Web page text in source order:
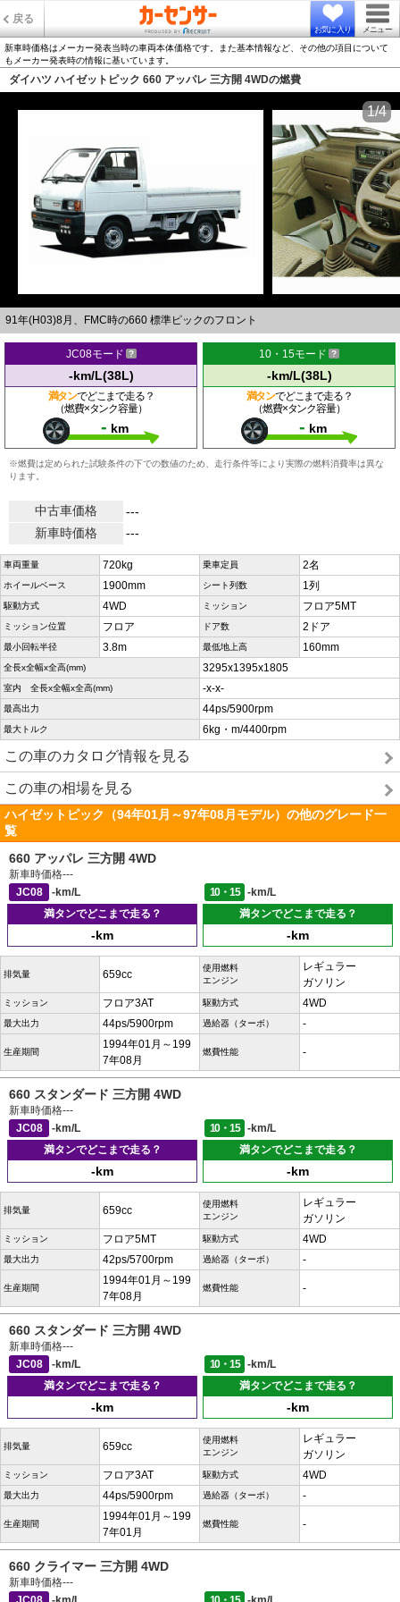
戻る
お気に入り メニュー
新車時価格はメーカー発表当時の車両本体価格です。また基本情報など、その他の項目について
もメーカー発表時の情報に基いています。
ダイハツ ハイゼットピック 660 アッパレ 三方開 4WDの燃費
91年(H03)8月、FMC時の660 標準ピックのフロント
1/4
JC08モード
-km/L(38L)
満タンでどこまで走る？
（燃費×タンク容量）
- km
10・15モード
-km/L(38L)
満タンでどこまで走る？
（燃費×タンク容量）
- km
※燃費は定められた試験条件の下での数値のため、走行条件等により実際の燃料消費率は異な
ります。
中古車価格
---
新車時価格
---
車両重量 720kg 乗車定員 2名
ホイールベース 1900mm シート列数 1列
駆動方式 4WD ミッション フロア5MT
ミッション位置 フロア ドア数 2ドア
最小回転半径 3.8m 最低地上高 160mm
全長x全幅x全高(mm) 3295x1395x1805
室内 全長x全幅x全高(mm) -x-x-
最高出力 44ps/5900rpm
最大トルク 6kg・m/4400rpm
この車のカタログ情報を見る
この車の相場を見る
ハイゼットピック（94年01月～97年08月モデル）の他のグレード一
覧
660 アッパレ 三方開 4WD
新車時価格---
JC08
-km/L 10・15
-km/L
満タンでどこまで走る？
-km
満タンでどこまで走る？
-km
排気量 659cc
使用燃料
エンジン
レギュラー
ガソリン
ミッション フロア3AT 駆動方式 4WD
最大出力 44ps/5900rpm 過給器（ターボ） -
生産期間
1994年01月～199
7年08月
燃費性能 -
660 スタンダード 三方開 4WD
新車時価格---
JC08
-km/L 10・15
-km/L
満タンでどこまで走る？
-km
満タンでどこまで走る？
-km
排気量 659cc
使用燃料
エンジン
レギュラー
ガソリン
ミッション フロア5MT 駆動方式 4WD
最大出力 42ps/5700rpm 過給器（ターボ） -
生産期間
1994年01月～199
7年08月
燃費性能 -
660 スタンダード 三方開 4WD
新車時価格---
JC08
-km/L 10・15
-km/L
満タンでどこまで走る？
-km
満タンでどこまで走る？
-km
排気量 659cc
使用燃料
エンジン
レギュラー
ガソリン
ミッション フロア3AT 駆動方式 4WD
最大出力 44ps/5900rpm 過給器（ターボ） -
生産期間
1994年01月～199
7年01月
燃費性能 -
660 クライマー 三方開 4WD
新車時価格---